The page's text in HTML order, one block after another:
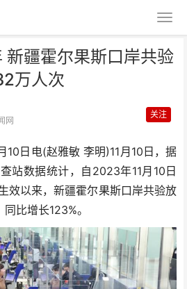
新疆霍尔果斯口岸共验
万人次
网
关注
日电(赵雅敏 李明)11月10日，据
站数据统计，自2023年11月10日
效以来，新疆霍尔果斯口岸共验放
比增长123%。
疆霍尔果斯口
13